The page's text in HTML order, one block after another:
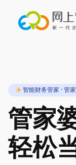
智能财务管家 · 管
管家
轻松